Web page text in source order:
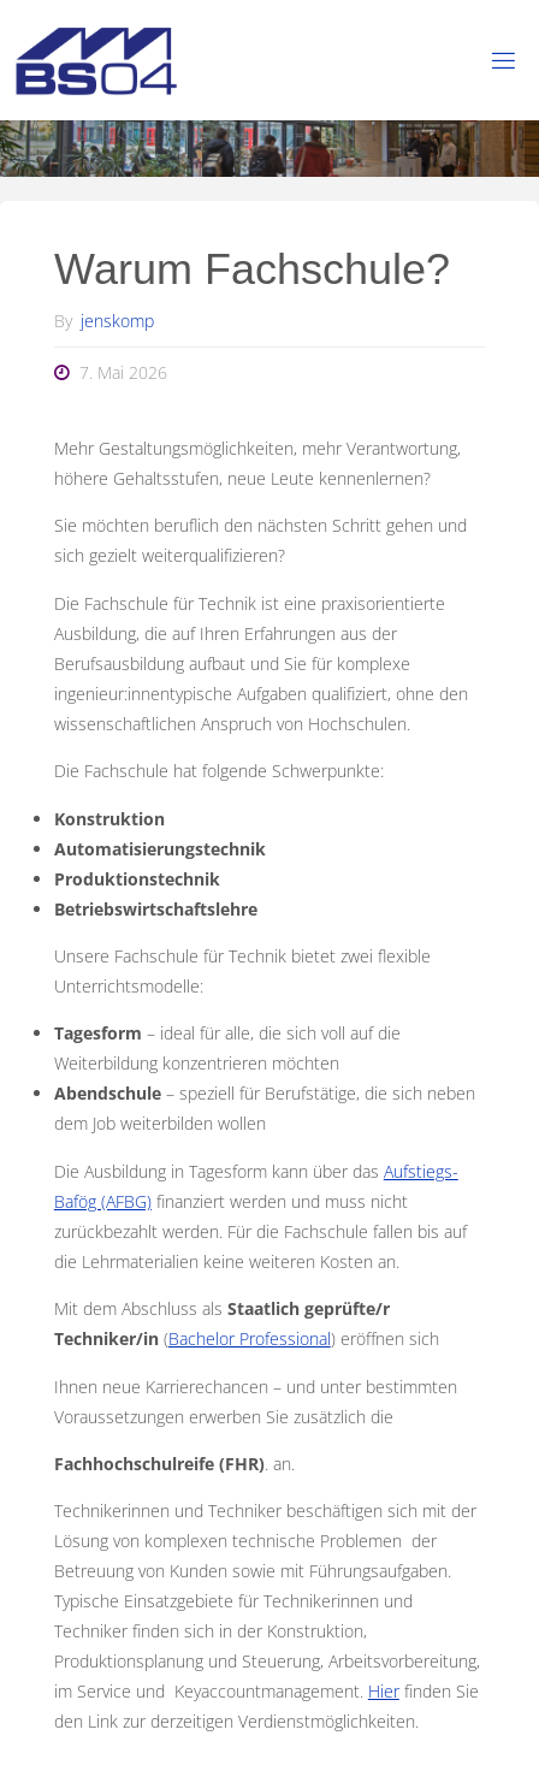
content
ER
UF
E
TA
- U
M
AS
CH
IN
EN
U
Hamburg
Warum Fachschule?
By jenskomp
7. Mai 2026
Mehr Gestaltungsmöglichkeiten, mehr Verantwortung,
höhere Gehaltsstufen, neue Leute kennenlernen?
Sie möchten beruflich den nächsten Schritt gehen und
sich gezielt weiterqualifizieren?
Die Fachschule für Technik ist eine praxisorientierte
Ausbildung, die auf Ihren Erfahrungen aus der
Berufsausbildung aufbaut und Sie für komplexe
ingenieur:innentypische Aufgaben qualifiziert, ohne den
wissenschaftlichen Anspruch von Hochschulen.
Die Fachschule hat folgende Schwerpunkte:
Konstruktion
Automatisierungstechnik
Produktionstechnik
Betriebswirtschaftslehre
Unsere Fachschule für Technik bietet zwei flexible
Unterrichtsmodelle:
Tagesform – ideal für alle, die sich voll auf die
Weiterbildung konzentrieren möchten
Abendschule– speziell für Berufstätige, die sich neben
dem Job weiterbilden wollen
Die Ausbildung in Tagesform kann über das Aufstiegs-
Bafög (AFBG)finanziert werden und muss nicht
zurückbezahlt werden. Für die Fachschule fallen bis auf
die Lehrmaterialien keine weiteren Kosten an.
Mit dem Abschluss als Staatlich geprüfte/r
Techniker/in (Bachelor Professional) eröffnen sich
Ihnen neue Karrierechancen – und unter bestimmten
Voraussetzungen erwerben Sie zusätzlich die
Fachhochschulreife (FHR). an.
Technikerinnen und Techniker beschäftigen sich mit der
Lösung von komplexen technische Problemen der
Betreuung von Kunden sowie mit Führungsaufgaben.
Typische Einsatzgebiete für Technikerinnen und
Techniker finden sich in der Konstruktion,
Produktionsplanung und Steuerung, Arbeitsvorbereitung,
im Service und Keyaccountmanagement. Hierfinden Sie
den Link zur derzeitigen Verdienstmöglichkeiten.